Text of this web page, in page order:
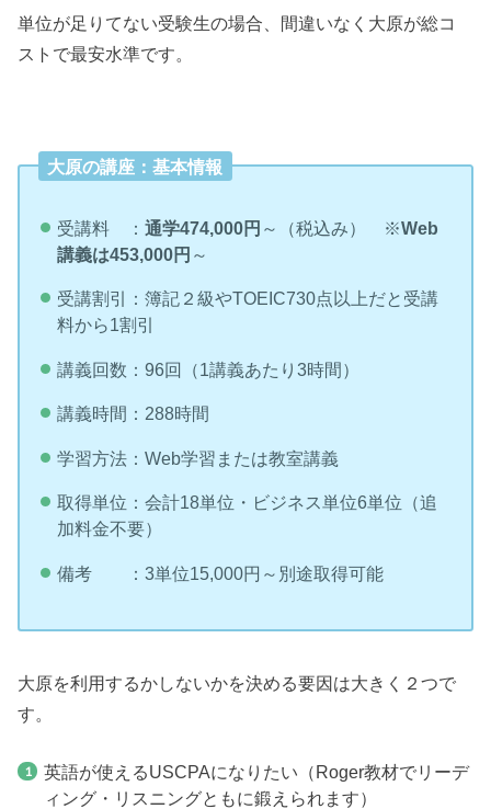
単位が足りてない受験生の場合、間違いなく大原が総コ
ストで最安水準です。
大原の講座：基本情報
受講料 ： 通学474,000円 ～（税込み） ※Web
講義は453,000円 ～
受講割引：簿記２級やTOEIC730点以上だと受講
料から1割引
講義回数：96回（1講義あたり3時間）
講義時間：288時間
学習方法：Web学習または教室講義
取得単位：会計18単位・ビジネス単位6単位（追
加料金不要）
備考 ：3単位15,000円～別途取得可能
大原を利用するかしないかを決める要因は大きく２つで
す。
英語が使えるUSCPAになりたい（Roger教材でリーデ
ィング・リスニングともに鍛えられます）